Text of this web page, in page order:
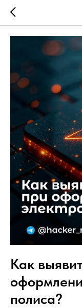
Как
полиса?